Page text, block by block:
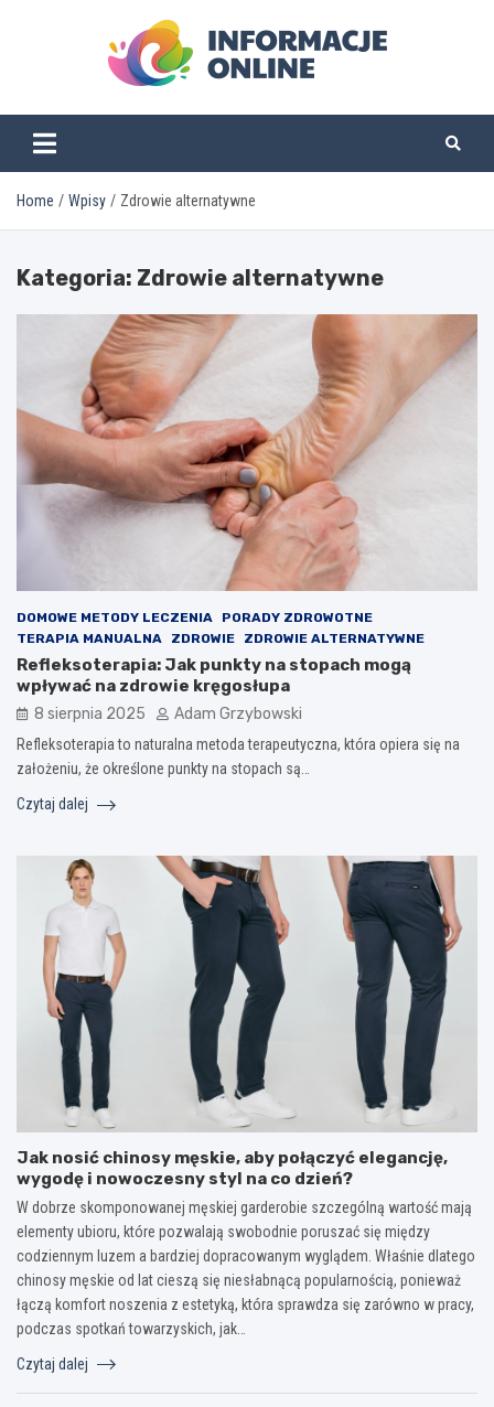
informacjeonline.pl
Home Wpisy Zdrowie alternatywne
Kategoria: Zdrowie alternatywne
DOMOWE METODY LECZENIA
PORADY ZDROWOTNE
TERAPIA MANUALNA
ZDROWIE ZDROWIE ALTERNATYWNE
Refleksoterapia: Jak punkty na stopach mogą
wpływać na zdrowie kręgosłupa
8 sierpnia 2025 Adam Grzybowski
Refleksoterapia to naturalna metoda terapeutyczna, która opiera się na
założeniu, że określone punkty na stopach są…
Czytaj dalej
Jak nosić chinosy męskie, aby połączyć elegancję,
wygodę i nowoczesny styl na co dzień?
W dobrze skomponowanej męskiej garderobie szczególną wartość mają
elementy ubioru, które pozwalają swobodnie poruszać się między
codziennym luzem a bardziej dopracowanym wyglądem. Właśnie dlatego
chinosy męskie od lat cieszą się niesłabnącą popularnością, ponieważ
łączą komfort noszenia z estetyką, która sprawdza się zarówno w pracy,
podczas spotkań towarzyskich, jak…
Czytaj dalej